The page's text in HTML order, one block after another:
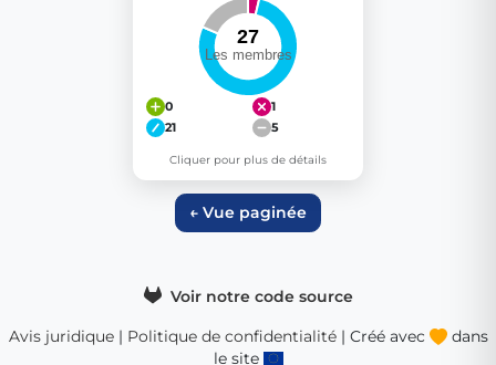
0
1
21
5
Cliquer pour plus de détails
← Vue paginée
Voir notre code source
Avis juridique| Politique de confidentialité| Créé avec
dans
le site